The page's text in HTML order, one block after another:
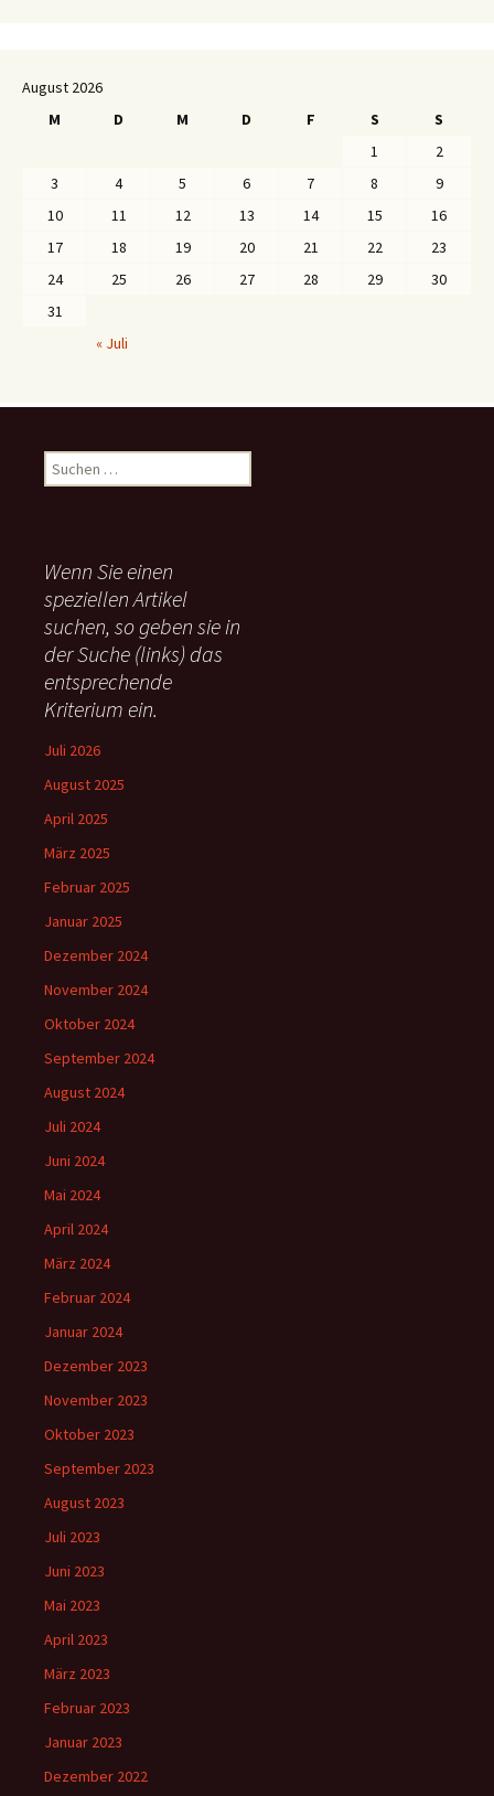
August 2026
M
D M D F S
S
1
2
3
4 5 6 7 8
9
10
11 12 13 14 15
16
17
18 19 20 21 22
23
24
25 26 27 28 29
30
31
« Juli
u
n
n
a
c
:
Wenn Sie einen
speziellen Artikel
suchen, so geben sie in
der Suche (links) das
entsprechende
Kriterium ein.
Juli 2026
August 2025
April 2025
März 2025
Februar 2025
Januar 2025
Dezember 2024
November 2024
Oktober 2024
September 2024
August 2024
Juli 2024
Juni 2024
Mai 2024
April 2024
März 2024
Februar 2024
Januar 2024
Dezember 2023
November 2023
Oktober 2023
September 2023
August 2023
Juli 2023
Juni 2023
Mai 2023
April 2023
März 2023
Februar 2023
Januar 2023
Dezember 2022